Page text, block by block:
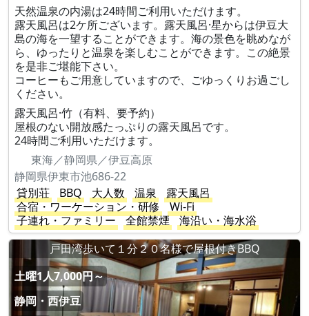
天然温泉の内湯は24時間ご利用いただけます。
露天風呂は2ケ所ございます。露天風呂·星からは伊豆大
島の海を一望することができます。海の景色を眺めなが
ら、ゆったりと温泉を楽しむことができます。この絶景
を是非ご堪能下さい。
コーヒーもご用意していますので、ごゆっくりお過ごし
ください。
露天風呂·竹（有料、要予約）
屋根のない開放感たっぷりの露天風呂です。
24時間ご利用いただけます。
東海／静岡県／伊豆高原
静岡県伊東市池686-22
貸別荘
BBQ 大人数 温泉
露天風呂
合宿・ワーケーション・研修
Wi-Fi
子連れ・ファミリー
全館禁煙
海沿い・海水浴
戸田湾歩いて１分２０名様で屋根付きBBQ
土曜1人7,000円～
静岡・西伊豆